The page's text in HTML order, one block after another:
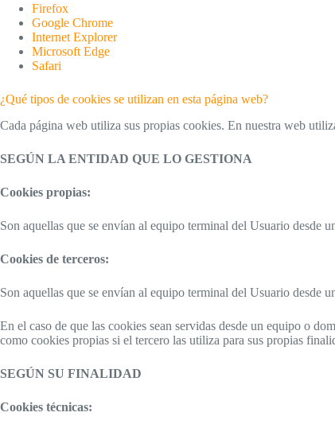
Firefox
Google Chrome
Internet Explorer
Microsoft Edge
Safari
¿Qué tipos de cookies se utilizan en esta página web?
Cada página web utiliza sus propias cookies. En nuestra web
SEGÚN LA ENTIDAD QUE LO GESTIONA
Cookies propias:
Son aquellas que se envían al equipo terminal del Usuario desde
Cookies de terceros:
Son aquellas que se envían al equipo terminal del Usuario desde
En el caso de que las cookies sean servidas desde un equipo o
como cookies propias si el tercero las utiliza para sus propias
SEGÚN SU FINALIDAD
Cookies técnicas: